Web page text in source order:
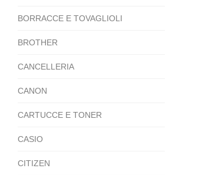
BORRACCE E TOVAGLIOLI
BROTHER
CANCELLERIA
CANON
CARTUCCE E TONER
CASIO
CITIZEN